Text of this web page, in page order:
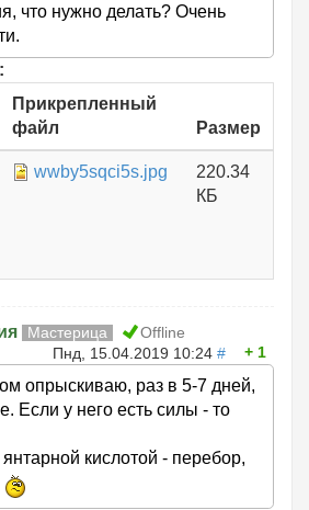
что нужно делать? Очень
Прикрепленный
файл
Размер
wwby5sqci5s.jpg
220.34
КБ
Мастерица
Offline
Пнд, 15.04.2019 10:24 # 1
опрыскиваю, раз в 5-7 дней,
Если у него есть силы - то
кислотой - перебор,